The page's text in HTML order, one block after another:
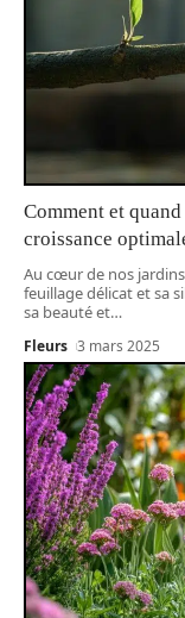
Comment et
croissance
Au cœur de nos
feuillage délicat et sa
sa beauté et…
Fleurs 3 mars 2025